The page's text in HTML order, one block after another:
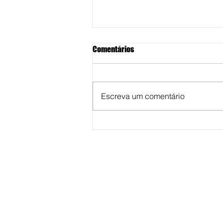
Comentários
Escreva um comentário